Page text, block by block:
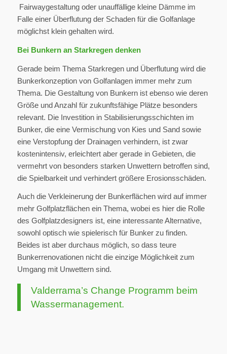
Fairwaygestaltung oder unauffällige kleine Dämme im
Falle einer Überflutung der Schaden für die Golfanlage
möglichst klein gehalten wird.
Bei Bunkern an Starkregen denken
Gerade beim Thema Starkregen und Überflutung wird die
Bunkerkonzeption von Golfanlagen immer mehr zum
Thema. Die Gestaltung von Bunkern ist ebenso wie deren
Größe und Anzahl für zukunftsfähige Plätze besonders
relevant. Die Investition in Stabilisierungsschichten im
Bunker, die eine Vermischung von Kies und Sand sowie
eine Verstopfung der Drainagen verhindern, ist zwar
kostenintensiv, erleichtert aber gerade in Gebieten, die
vermehrt von besonders starken Unwettern betroffen sind,
die Spielbarkeit und verhindert größere Erosionsschäden.
Auch die Verkleinerung der Bunkerflächen wird auf immer
mehr Golfplatzflächen ein Thema, wobei es hier die Rolle
des Golfplatzdesigners ist, eine interessante Alternative,
sowohl optisch wie spielerisch für Bunker zu finden.
Beides ist aber durchaus möglich, so dass teure
Bunkerrenovationen nicht die einzige Möglichkeit zum
Umgang mit Unwettern sind.
Valderrama’s Change Programm beim
Wassermanagement.